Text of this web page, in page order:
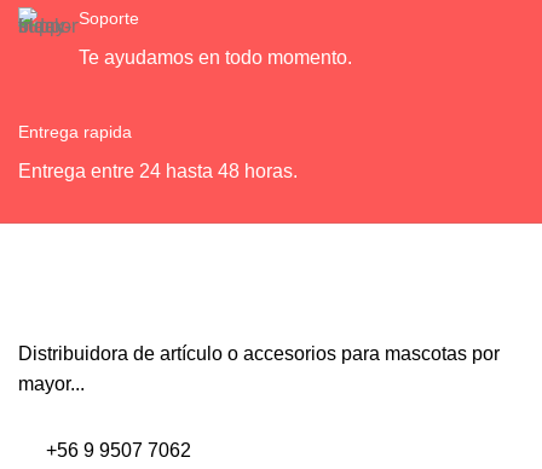
Soporte
Te ayudamos en todo momento.
Entrega rapida
Entrega entre 24 hasta 48 horas.
Distribuidora de artículo o accesorios para mascotas por
mayor...
+56 9 9507 7062